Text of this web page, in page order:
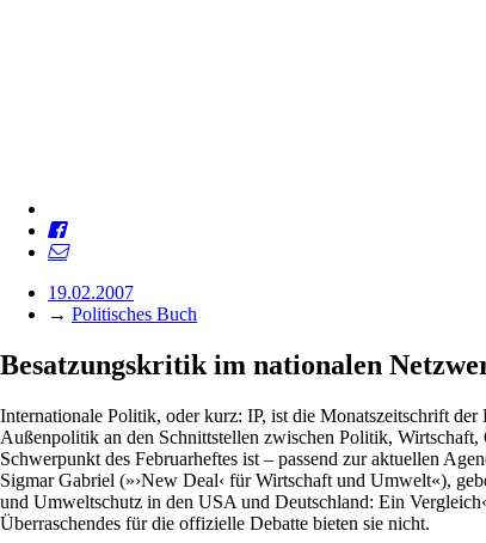
19.02.2007
→ Politisches Buch
Besatzungskritik im nationalen
Internationale Politik, oder kurz: IP, ist die Monatszeitschrift
Außenpolitik an den Schnittstellen zwischen Politik,
Schwerpunkt des Februarheftes ist – passend zur aktuellen
Sigmar Gabriel (»›New Deal‹ für Wirtschaft und Umwelt«),
und Umweltschutz in den USA und Deutschland: Ein
Überraschendes für die offizielle Debatte bieten sie nicht.